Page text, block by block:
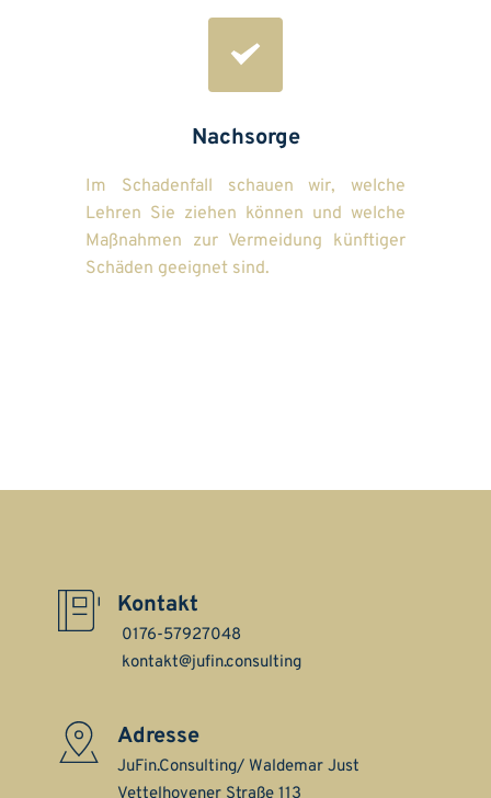
Nachsorge
Im Schadenfall schauen wir, welche
Lehren Sie ziehen können und welche
Maßnahmen zur Vermeidung künftiger
Schäden geeignet sind.
Kontakt
0176-57927048
kontakt@jufin.consulting
Adresse
JuFin.Consulting/ Waldemar Just